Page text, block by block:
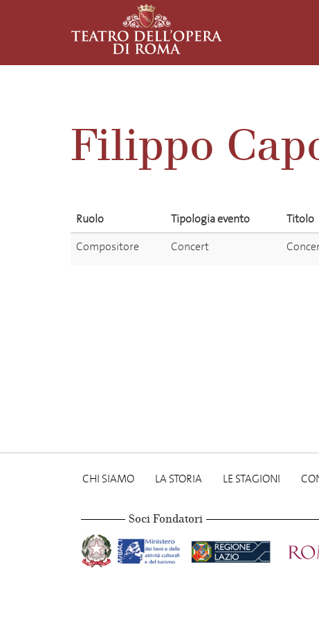
Filippo
Ruolo Tipologia evento
Titolo
Compositore
Concert
CHI SIAMO LA STORIA LE STAGIONI
Soci Fondatori